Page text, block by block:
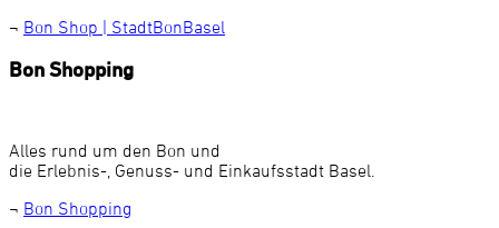
¬ Bon Shop | StadtBonBasel
Bon Shopping
Alles rund um den Bon und
die Erlebnis-, Genuss- und Einkaufsstadt Basel.
¬ Bon Shopping